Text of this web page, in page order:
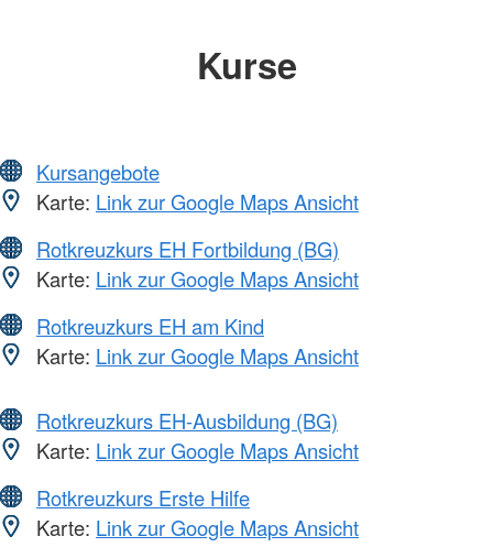
Kurse
Kursangebote
Karte: Link zur Google Maps Ansicht
Rotkreuzkurs EH Fortbildung (BG)
Karte: Link zur Google Maps Ansicht
Rotkreuzkurs EH am Kind
Karte: Link zur Google Maps Ansicht
Rotkreuzkurs EH-Ausbildung (BG)
Karte: Link zur Google Maps Ansicht
Rotkreuzkurs Erste Hilfe
Karte: Link zur Google Maps Ansicht